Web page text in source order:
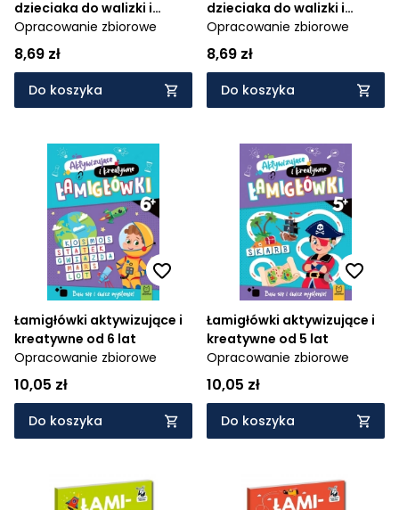
dzieciaka do walizki i
plecaka 6+
Opracowanie zbiorowe
8,69 zł
Do koszyka
dzieciaka do walizki i
plecaka 7+
Opracowanie zbiorowe
8,69 zł
Do koszyka
Łamigłówki aktywizujące i
kreatywne od 6 lat
Opracowanie zbiorowe
10,05 zł
Do koszyka
Łamigłówki aktywizujące i
kreatywne od 5 lat
Opracowanie zbiorowe
10,05 zł
Do koszyka